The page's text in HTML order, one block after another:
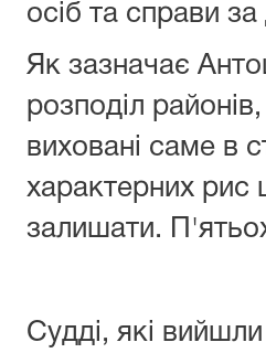
осіб та справи
Як зазначає
розподіл
виховані саме в
характерних рис
залишати.
Судді, які